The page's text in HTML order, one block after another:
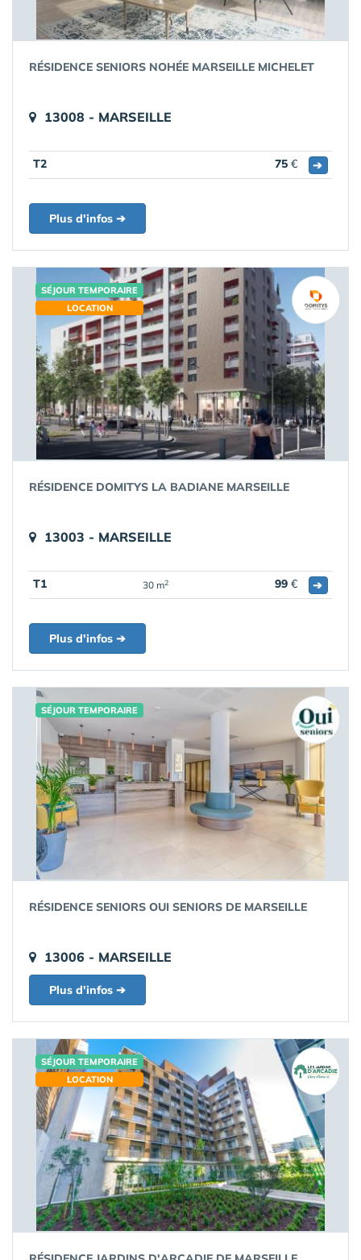
RÉSIDENCE SENIORS NOHÉE MARSEILLE MICHELET
13008 - MARSEILLE
T2 75 € ➔
Plus d'infos ➔
SÉJOUR TEMPORAIRE
LOCATION
RÉSIDENCE DOMITYS LA BADIANE MARSEILLE
13003 - MARSEILLE
T1 30 m2 99 € ➔
Plus d'infos ➔
SÉJOUR TEMPORAIRE
RÉSIDENCE SENIORS OUI SENIORS DE MARSEILLE
13006 - MARSEILLE
Plus d'infos ➔
SÉJOUR TEMPORAIRE
LOCATION